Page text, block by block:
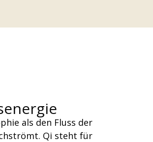
als den Fluss der
Qi steht für